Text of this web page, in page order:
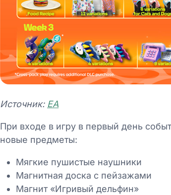
Источник: ЕА
При входе в игру в первый день
новые предметы:
Мягкие пушистые наушники
Магнитная доска с пейзажами
Магнит «Игривый дельфин»